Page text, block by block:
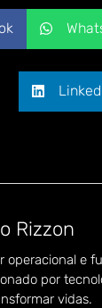
Rizzon
operacional e
por
vidas.